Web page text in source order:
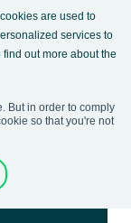
are used to
services to
out more about the
But in order to comply
so that you're not